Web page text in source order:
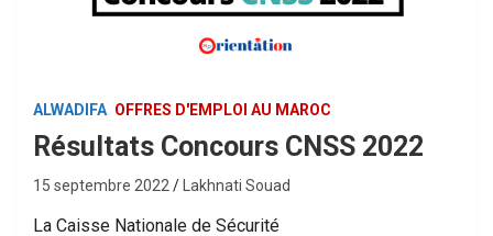
ALWADIFA OFFRES D'EMPLOI AU MAROC
Résultats Concours CNSS 2022
15 septembre 2022 Lakhnati Souad
La Caisse Nationale de Sécurité